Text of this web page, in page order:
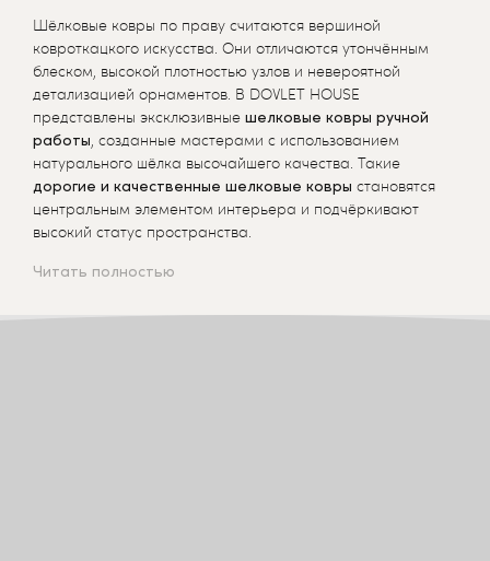
Шёлковые ковры по праву считаются вершиной
ковроткацкого искусства. Они отличаются утончённым
блеском, высокой плотностью узлов и невероятной
детализацией орнаментов. В DOVLET HOUSE
представлены эксклюзивные шелковые ковры ручной
работы, созданные мастерами с использованием
натурального шёлка высочайшего качества. Такие
дорогие и качественные шелковые ковры становятся
центральным элементом интерьера и подчёркивают
высокий статус пространства.
Читать полностью